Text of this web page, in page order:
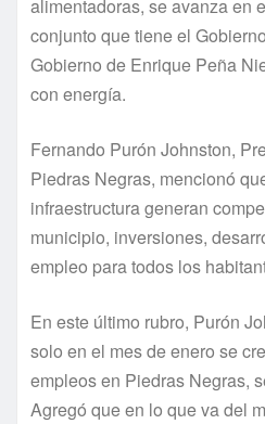
alimentadoras, se avanza en
conjunto que tiene el
Gobierno de Enrique Peña
con energí­a.
Fernando Purón Johnston,
Piedras Negras, mencionó
infraestructura generan
municipio, inversiones,
empleo para todos los
En este último rubro, Purón
solo en el mes de enero se
empleos en Piedras Negras,
Agregó que en lo que va del